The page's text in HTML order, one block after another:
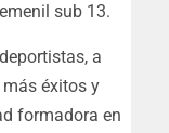
sub 13.
a
éxitos y
formadora en